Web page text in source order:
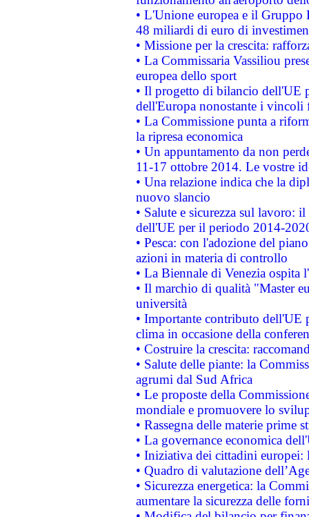
• L'Unione europea e il
48 miliardi di euro di
• Missione per la crescita:
• La Commissaria Vassiliou
europea dello sport
• Il progetto di bilancio dell'UE
dell'Europa nonostante i vincoli
• La Commissione punta a
la ripresa economica
• Un appuntamento da non
11-17 ottobre 2014. Le vostre
• Una relazione indica che la
nuovo slancio
• Salute e sicurezza sul lavoro:
dell'UE per il periodo 2014-
• Pesca: con l'adozione del
azioni in materia di controllo
• La Biennale di Venezia ospita
• Il marchio di qualità "Master
università
• Importante contributo dell'UE
clima in occasione della
• Costruire la crescita:
• Salute delle piante: la
agrumi dal Sud Africa
• Le proposte della
mondiale e promuovere lo
• Rassegna delle materie prime
• La governance economica
• Iniziativa dei cittadini
• Quadro di valutazione
• Sicurezza energetica: la
aumentare la sicurezza delle